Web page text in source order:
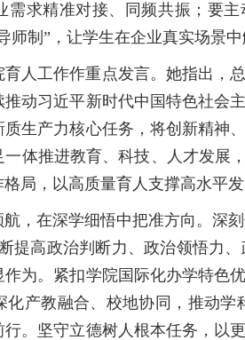
需求精准对接、同频共振；要
师制”，让学生在企业真实场景
人工作作重点发言。她指出，
动习近平新时代中国特色社会
生产力核心任务，将创新精神
体推进教育、科技、人才发展
局，以高质量育人支撑高水平发
，在深学细悟中把准方向。深
提高政治判断力、政治领悟力
为。紧扣学院国际化办学特色
化产教融合、校地协同，推动
。坚守立德树人根本任务，以